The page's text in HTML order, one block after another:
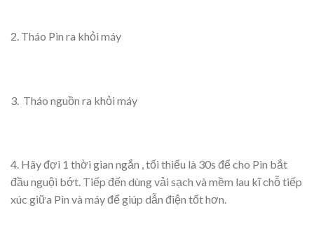
2. Tháo Pin ra khỏi máy
3. Tháo nguồn ra khỏi máy
4. Hãy đợi 1 thời gian ngắn , tối thiểu là 30s để cho Pin bắt
đầu nguội bớt. Tiếp đến dùng vải sạch và mềm lau kĩ chỗ tiếp
xúc giữa Pin và máy để giúp dẫn điện tốt hơn.